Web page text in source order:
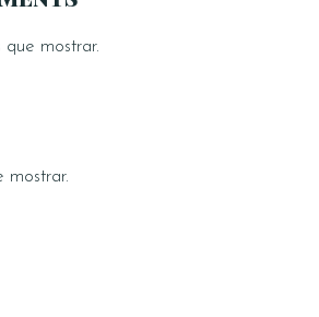
mostrar.
mostrar.